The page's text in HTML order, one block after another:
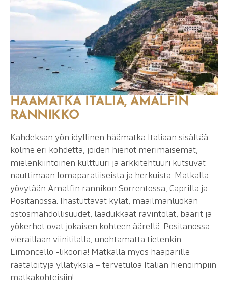
HÄÄMATKA ITALIA, AMALFIN
RANNIKKO
Kahdeksan yön idyllinen häämatka Italiaan sisältää
kolme eri kohdetta, joiden hienot merimaisemat,
mielenkiintoinen kulttuuri ja arkkitehtuuri kutsuvat
nauttimaan lomaparatiiseista ja herkuista. Matkalla
yövytään Amalfin rannikon Sorrentossa, Caprilla ja
Positanossa. Ihastuttavat kylät, maailmanluokan
ostosmahdollisuudet, laadukkaat ravintolat, baarit ja
yökerhot ovat jokaisen kohteen äärellä. Positanossa
vieraillaan viinitilalla, unohtamatta tietenkin
Limoncello -likööriä! Matkalla myös hääparille
räätälöityjä yllätyksiä – tervetuloa Italian hienoimpiin
matkakohteisiin!